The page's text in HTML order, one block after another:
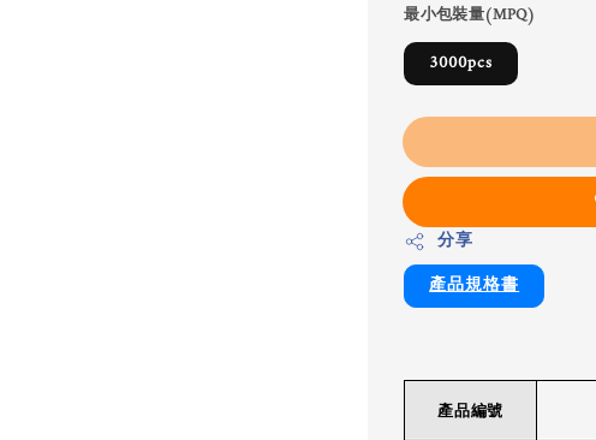
最小包裝量(MPQ)
3000pcs
分享
產品規格書
產品編號